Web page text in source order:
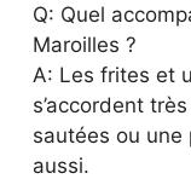
Q: Quel
Maroilles ?
A: Les frites et
s’accordent
sautées ou
aussi.